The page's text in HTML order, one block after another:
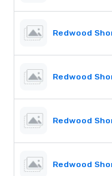
Redwood
Redwood
Redwood
Redwood